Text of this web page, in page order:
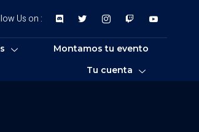
Us on :
Montamos tu evento
Tu cuenta